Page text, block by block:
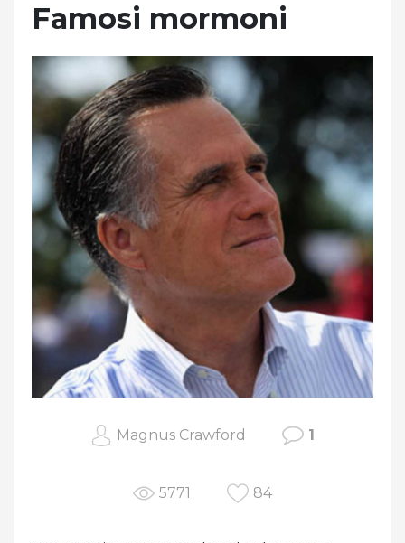
Famosi mormoni
Magnus Crawford 1
5771 84